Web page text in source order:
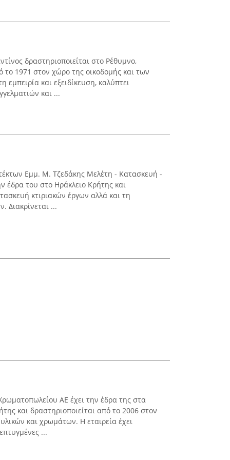
δραστηριοποιείται στο Ρέθυμνο,
1971 στον χώρο της οικοδομής και των
και εξειδίκευση, καλύπτει
και ...
Εμμ. Μ. Τζεδάκης Μελέτη - Κατασκευή -
έδρα του στο Ηράκλειο Κρήτης και
κτιριακών έργων αλλά και τη
Διακρίνεται ...
ΑΕ έχει την έδρα της στα
και δραστηριοποιείται από το 2006 στον
και χρωμάτων. Η εταιρεία έχει
...